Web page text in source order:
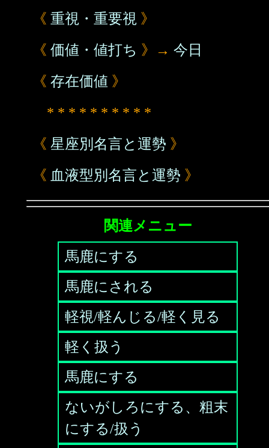
《 重視・重要視 》
《 価値・値打ち 》→ 今日
《 存在価値 》
* * * * * * * * * *
《 星座別名言と運勢 》
《 血液型別名言と運勢 》
関連メニュー
馬鹿にする
馬鹿にされる
軽視/軽んじる/軽く見る
軽く扱う
馬鹿にする
ないがしろにする、粗末
にする/扱う